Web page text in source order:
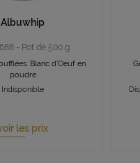
Albuwhip
- Pot de 500 g
Blanc d'Oeuf en
poudre
Indisponible
les prix